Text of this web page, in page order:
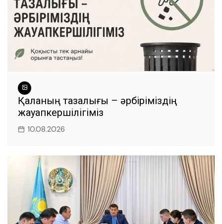
Қаланың тазалығы – әрбіріміздің
жауапкершілігіміз
10.08.2026